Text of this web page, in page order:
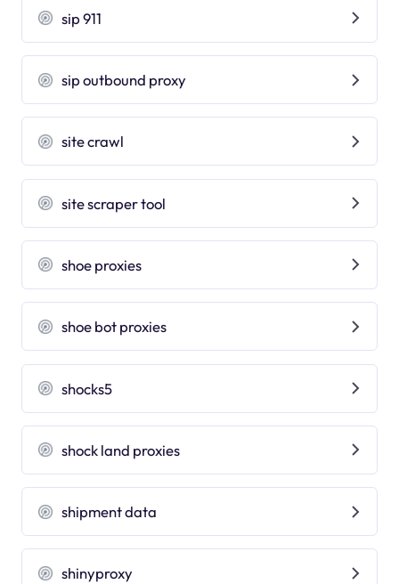
sip 911
sip outbound proxy
site crawl
site scraper tool
shoe proxies
shoe bot proxies
shocks5
shock land proxies
shipment data
shinyproxy